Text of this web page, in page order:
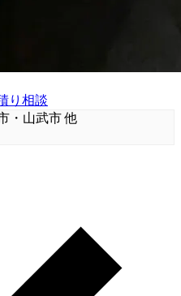
り相談
・山武市 他